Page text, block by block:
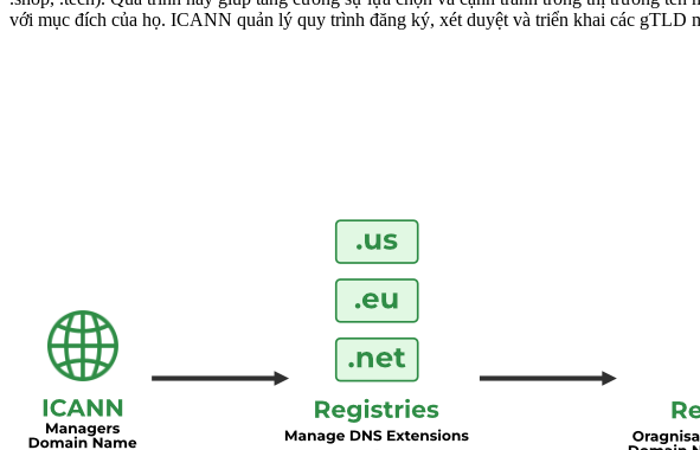
với mục đích của họ. ICANN quản lý quy trình đăng ký, xét duyệt và triển khai các gTLD